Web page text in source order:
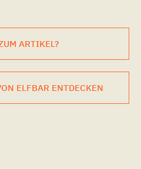
ARTIKEL?
ELFBAR ENTDECKEN